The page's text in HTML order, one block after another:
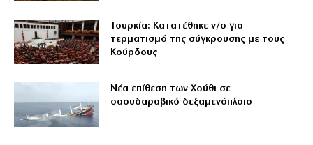
Τουρκία: Κατατέθηκε ν/σ για
τερματισμό της σύγκρουσης με τους
Κούρδους
Νέα επίθεση των Χούθι σε
σαουδαραβικό δεξαμενόπλοιο